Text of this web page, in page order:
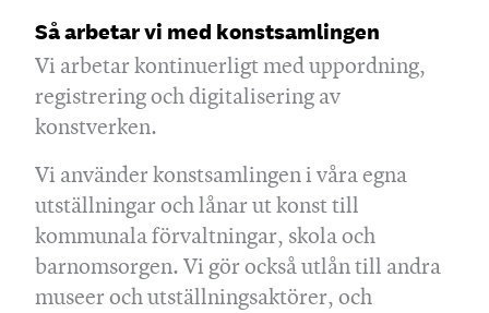
Så arbetar vi med konstsamlingen
Vi arbetar kontinuerligt med uppordning,
registrering och digitalisering av
konstverken.
Vi använder konstsamlingen i våra egna
utställningar och lånar ut konst till
kommunala förvaltningar, skola och
barnomsorgen. Vi gör också utlån till andra
museer och utställningsaktörer, och